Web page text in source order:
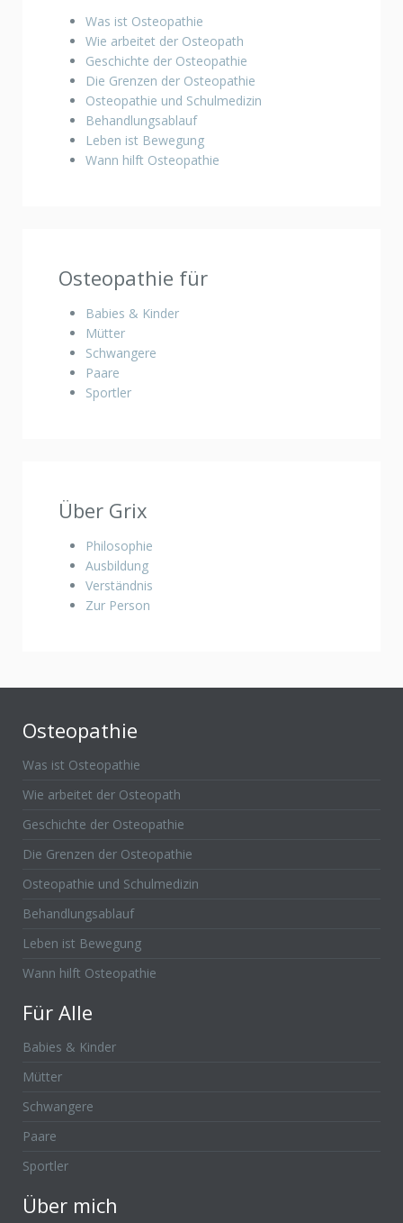
Was ist Osteopathie
Wie arbeitet der Osteopath
Geschichte der Osteopathie
Die Grenzen der Osteopathie
Osteopathie und Schulmedizin
Behandlungsablauf
Leben ist Bewegung
Wann hilft Osteopathie
Osteopathie für
Babies & Kinder
Mütter
Schwangere
Paare
Sportler
Über Grix
Philosophie
Ausbildung
Verständnis
Zur Person
Osteopathie
Was ist Osteopathie
Wie arbeitet der Osteopath
Geschichte der Osteopathie
Die Grenzen der Osteopathie
Osteopathie und Schulmedizin
Behandlungsablauf
Leben ist Bewegung
Wann hilft Osteopathie
Für Alle
Babies & Kinder
Mütter
Schwangere
Paare
Sportler
Über mich